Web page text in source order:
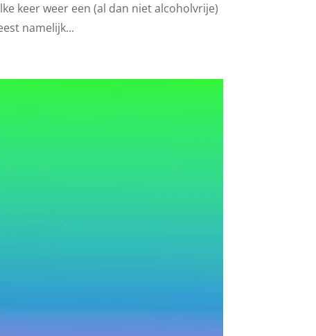
keer weer een (al dan niet alcoholvrije)
namelijk...